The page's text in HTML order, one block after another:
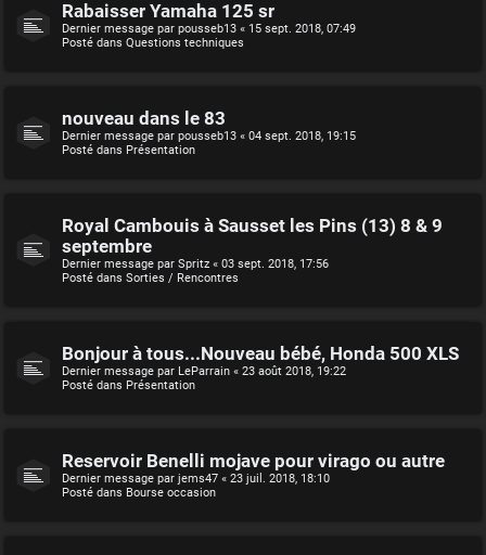
Rabaisser Yamaha 125 sr
Dernier message par pousseb13 « 15 sept. 2018, 07:49
Posté dans Questions techniques
nouveau dans le 83
Dernier message par pousseb13 « 04 sept. 2018, 19:15
Posté dans Présentation
Royal Cambouis à Sausset les Pins (13) 8 & 9
septembre
Dernier message par Spritz « 03 sept. 2018, 17:56
Posté dans Sorties / Rencontres
Bonjour à tous...Nouveau bébé, Honda 500 XLS
Dernier message par LeParrain « 23 août 2018, 19:22
Posté dans Présentation
Reservoir Benelli mojave pour virago ou autre
Dernier message par jems47 « 23 juil. 2018, 18:10
Posté dans Bourse occasion